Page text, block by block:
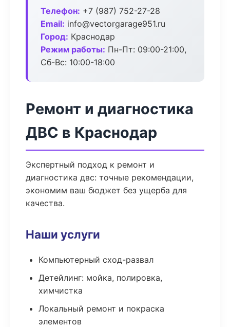
Телефон: +7 (987) 752-27-28
Email: info@vectorgarage951.ru
Город: Краснодар
Режим работы: Пн-Пт: 09:00-21:00,
Сб-Вс: 10:00-18:00
Ремонт и диагностика
ДВС в Краснодар
Экспертный подход к ремонт и
диагностика двс: точные рекомендации,
экономим ваш бюджет без ущерба для
качества.
Наши услуги
Компьютерный сход-развал
Детейлинг: мойка, полировка,
химчистка
Локальный ремонт и покраска
элементов